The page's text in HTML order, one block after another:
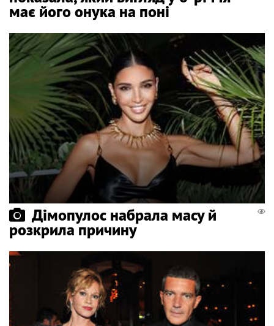
має його онука на поні
Дімопулос набрала масу й
розкрила причину